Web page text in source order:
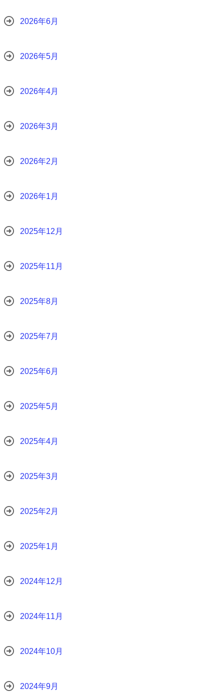
2026年6月
2026年5月
2026年4月
2026年3月
2026年2月
2026年1月
2025年12月
2025年11月
2025年8月
2025年7月
2025年6月
2025年5月
2025年4月
2025年3月
2025年2月
2025年1月
2024年12月
2024年11月
2024年10月
2024年9月